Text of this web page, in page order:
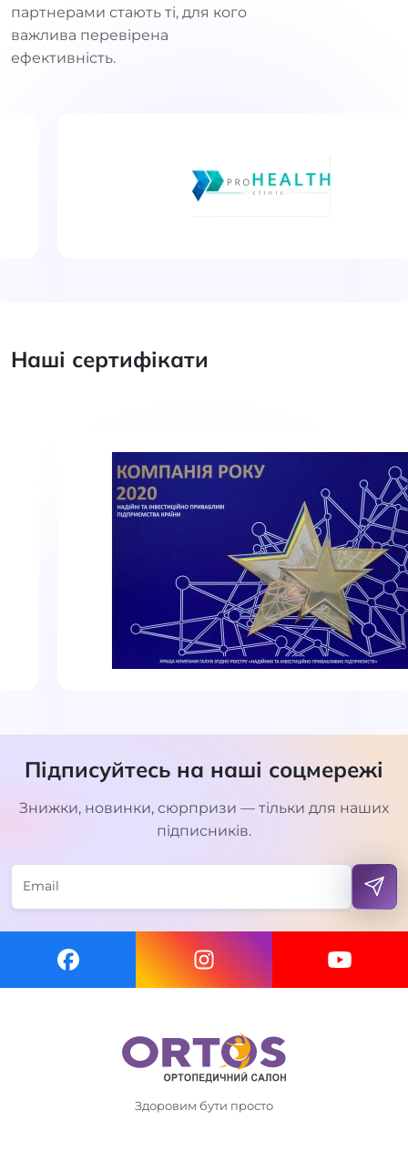
партнерами стають ті, для кого
важлива перевірена
ефективність.
Наші сертифікати
Підписуйтесь на наші соцмережі
Знижки, новинки, сюрпризи — тільки для наших
підписників.
Здоровим бути просто